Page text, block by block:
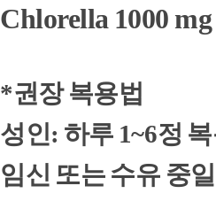
Chlorella 1000 mg
*권장 복용법
성인: 하루 1~6정
임신 또는 수유 중